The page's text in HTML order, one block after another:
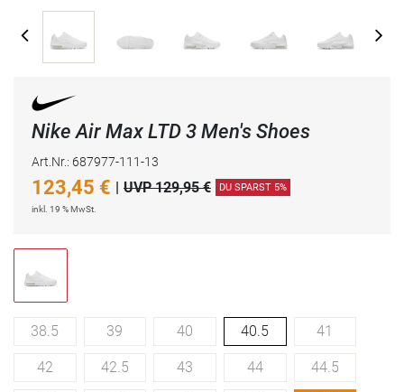
Nike Air Max LTD 3 Men's Shoes
Art.Nr.: 687977-111-13
123,45 € | UVP 129,95 € DU SPARST 5%
inkl. 19 % MwSt.
38.5 39 40 40.5 41
42 42.5 43 44 44.5